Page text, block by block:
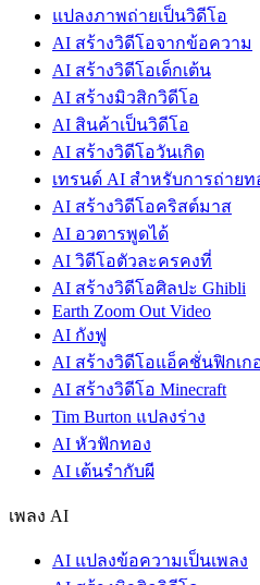
แปลงภาพถ่ายเป็นวิดีโอ
AI สร้างวิดีโอจากข้อความ
AI สร้างวิดีโอเด็กเต้น
AI สร้างมิวสิกวิดีโอ
AI สินค้าเป็นวิดีโอ
AI สร้างวิดีโอวันเกิด
เทรนด์ AI สำหรับการถ่ายท
AI สร้างวิดีโอคริสต์มาส
AI อวตารพูดได้
AI วิดีโอตัวละครคงที่
AI สร้างวิดีโอศิลปะ Ghibli
Earth Zoom Out Video
AI กังฟู
AI สร้างวิดีโอแอ็คชั่นฟิกเก
AI สร้างวิดีโอ Minecraft
Tim Burton แปลงร่าง
AI หัวฟักทอง
AI เต้นรำกับผี
เพลง AI
AI แปลงข้อความเป็นเพลง